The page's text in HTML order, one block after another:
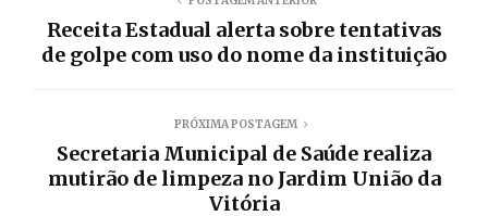
Receita Estadual alerta sobre tentativas
de golpe com uso do nome da instituição
PRÓXIMA POSTAGEM
Secretaria Municipal de Saúde realiza
mutirão de limpeza no Jardim União da
Vitória